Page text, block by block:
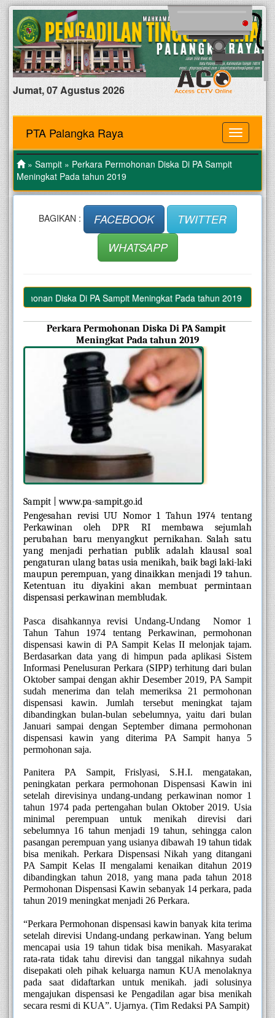
Jumat, 07 Agustus 2026
MENU
PTA Palangka Raya
» Sampit » Perkara Permohonan Diska Di PA Sampit
Meningkat Pada tahun 2019
BAGIKAN : FACEBOOK
TWITTER
WHATSAPP
Diska Di PA Sampit Meningkat Pada tahun 2019
Perkara Permohonan Diska Di PA Sampit
Meningkat Pada tahun 2019
Sampit | www.pa-sampit.go.id
Pengesahan revisi UU Nomor 1 Tahun 1974 tentang
Perkawinan oleh DPR RI membawa sejumlah
perubahan baru menyangkut pernikahan. Salah satu
yang menjadi perhatian publik adalah klausal soal
pengaturan ulang batas usia menikah, baik bagi laki-laki
maupun perempuan, yang dinaikkan menjadi 19 tahun.
Ketentuan itu diyakini akan membuat permintaan
dispensasi perkawinan membludak.
Pasca disahkannya revisi Undang-Undang  Nomor 1
Tahun Tahun 1974 tentang Perkawinan, permohonan
dispensasi kawin di PA Sampit Kelas II melonjak tajam.
Berdasarkan data yang di himpun pada aplikasi Sistem
Informasi Penelusuran Perkara (SIPP) terhitung dari bulan
Oktober sampai dengan akhir Desember 2019, PA Sampit
sudah menerima dan telah memeriksa 21 permohonan
dispensasi kawin. Jumlah tersebut meningkat tajam
dibandingkan bulan-bulan sebelumnya, yaitu dari bulan
Januari sampai dengan September dimana permohonan
dispensasi kawin yang diterima PA Sampit hanya 5
permohonan saja.
Panitera PA Sampit, Frislyasi, S.H.I. mengatakan,
peningkatan perkara permohonan Dispensasi Kawin ini
setelah direvisinya undang-undang perkawinan nomor 1
tahun 1974 pada pertengahan bulan Oktober 2019. Usia
minimal perempuan untuk menikah direvisi dari
sebelumnya 16 tahun menjadi 19 tahun, sehingga calon
pasangan perempuan yang usianya dibawah 19 tahun tidak
bisa menikah. Perkara Dispensasi Nikah yang ditangani
PA Sampit Kelas II mengalami kenaikan ditahun 2019
dibandingkan tahun 2018, yang mana pada tahun 2018
Permohonan Dispensasi Kawin sebanyak 14 perkara, pada
tahun 2019 meningkat menjadi 26 Perkara.
“Perkara Permohonan dispensasi kawin banyak kita terima
setelah direvisi Undang-undang perkawinan. Yang belum
mencapai usia 19 tahun tidak bisa menikah. Masyarakat
rata-rata tidak tahu direvisi dan tanggal nikahnya sudah
disepakati oleh pihak keluarga namun KUA menolaknya
pada saat didaftarkan untuk menikah. jadi solusinya
mengajukan dispensasi ke Pengadilan agar bisa menikah
secara resmi di KUA”. Ujarnya. (Tim Redaksi PA Sampit)